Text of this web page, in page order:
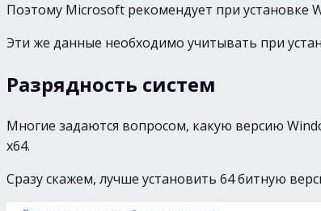
Поэтому Microsoft рекомендует при установке
Эти же данные необходимо учитывать при
Разрядность систем
Многие задаются вопросом, какую версию
х64.
Сразу скажем, лучше установить 64 битную